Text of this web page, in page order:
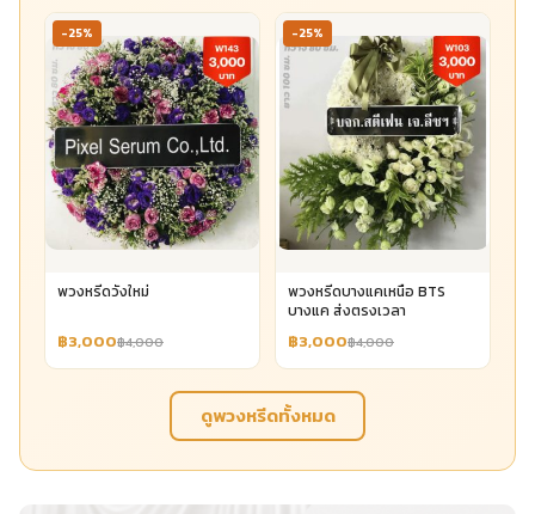
-25%
พวงหรีดวังใหม่
฿3,000฿4,000
-25%
พวงหรีดบางแคเหนือ BTS
บางแค ส่งตรงเวลา
฿3,000฿4,000
ดูพวงหรีดทั้งหมด